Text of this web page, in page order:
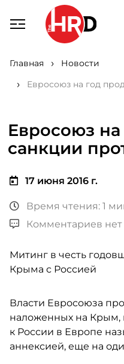
Главная
Новости
Евросоюз на год
Евросоюз
санкции
17 июня 2016 г.
Время чтения: 1
Комментариев нет
Митинг в честь
Крыма с Россией
Власти Евросоюза
наложенных на Крым,
к России в Европе
аннексией, еще на